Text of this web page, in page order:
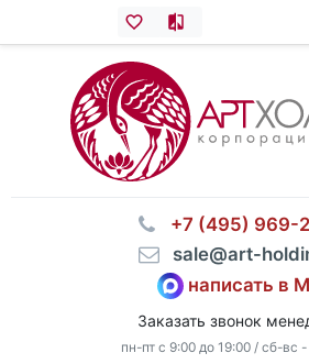
⠀+7 (495) 969-
⠀sale@art-
написать в
Заказать звонок
пн-пт с 9:00 до 19:00 / сб-вс